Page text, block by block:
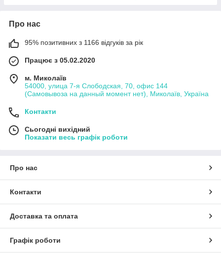
Про нас
95% позитивних з 1166 відгуків за рік
Працює з 05.02.2020
м. Миколаїв
54000, улица 7-я Слободская, 70, офис 144
(Самовывоза на данный момент нет), Миколаїв, Україна
Контакти
Сьогодні вихідний
Показати весь графік роботи
Про нас
Контакти
Доставка та оплата
Графік роботи